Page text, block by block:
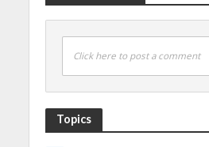
Click here to post a comment
Topics